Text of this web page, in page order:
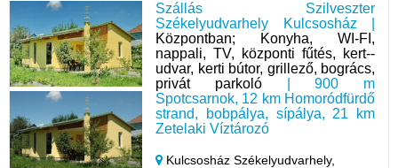
Szállás Szilveszter
Székelyudvarhely Kulcsosház |
Központban; Konyha, WI-FI,
nappali, TV, központi fűtés, kert--
udvar, kerti bútor, grillező, bogrács,
privát parkoló| 900 m
Spotcsarnok, 12 km Homoródfürdő
strand, bobpálya, sípálya, 21 km
Zetelaki Víztározó
Kulcsosház Székelyudvarhely,